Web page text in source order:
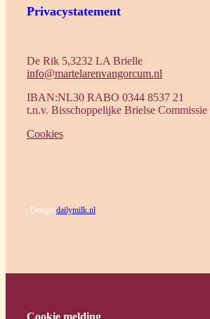
Privacystatement
De Rik 5,3232 LA Brielle
info@martelarenvangorcum.nl
IBAN:NL30 RABO 0344 8537 21
t.n.v. Bisschoppelijke Brielse
Cookies
Design dailymilk.nl